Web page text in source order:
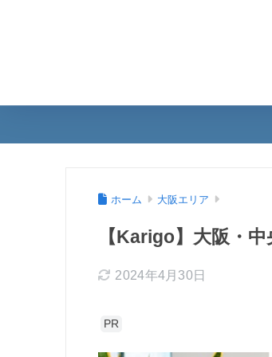
ホーム 大阪エリア
【Karigo】大阪・
2024年4月30日
PR